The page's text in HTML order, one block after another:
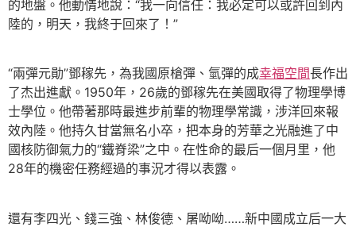
的地盤。他動情地說：“我一向信任：我必定可以或許回到內
陸的，明天，我終于回來了！”
“兩彈元勛”鄧稼先，為我國原槍彈、氫彈的成幸福空間長作出
了杰出進獻。1950年，26歲的鄧稼先在美國取得了物理學博
士學位。他帶著那時最進步前輩的物理學常識，涉洋回來報
效內陸。他持久甘當無名小卒，把本身的芳華之光融進了中
國核防御氣力的“鐵脊梁”之中。在性命的最后一個月里，他
28年的機密任務經過的事況才得以表露。
還有李四光、錢三強、林俊德、屠呦呦……新中國成立后一大